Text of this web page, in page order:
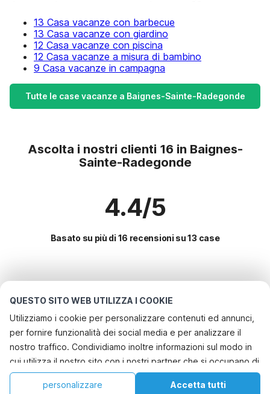
QUESTO SITO WEB UTILIZZA I COOKIE
Utilizziamo i cookie per personalizzare contenuti ed annunci,
per fornire funzionalità dei social media e per analizzare il
nostro traffico. Condividiamo inoltre informazioni sul modo in
cui utilizza il nostro sito con i nostri partner che si occupano di
analisi dei dati web, pubblicità e social media, i quali
potrebbero combinarle con altre informazioni che ha fornito
Accetta tutti
personalizzare
13 Casa vacanze con barbecue
13 Casa vacanze con giardino
12 Casa vacanze con piscina
12 Casa vacanze a misura di bambino
9 Casa vacanze in campagna
Tutte le case vacanze a Baignes-Sainte-Radegonde
Ascolta i nostri clienti 16 in Baignes-
Sainte-Radegonde
4.4/5
Basato su più di 16 recensioni su 13 case
vacanze
Città con i migliori servizi per le vacanze
Casa vacanze a misura di bambino assignan
Casa vacanze a misura di bambino les-aires
Servizi più popolari per le vacanze in Baignes-sainte-
radegonde
Casa vacanze con barbecue
Città più popolari per le vacanze in Charente